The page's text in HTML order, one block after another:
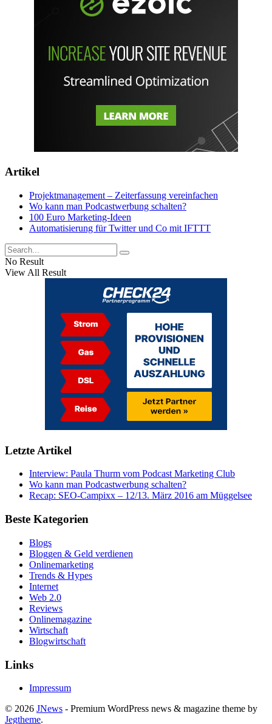
Artikel
Projektmanagement – Zeiterfassung vereinfachen
Wo kann man Podcastwerbung schalten?
100 Euro Marketing-Ideen
Automatisierung für Twitter und Co mit IFTTT
No Result
View All Result
Letzte Artikel
Interview: Paula Thurm vom Podcast Marketing Club
Wo kann man Podcastwerbung schalten?
Recap: SEO-Campixx – 12/13. März 2016 am Müggelsee
Beste Kategorien
Blogs
Bloggen & Geld verdienen
Onlinemarketing
Trends & Hypes
Internet
Web 2.0
Reviews
Onlinemagazine
Wirtschaft
Blogwirtschaft
Links
Impressum
© 2026 JNews - Premium WordPress news & magazine theme by
Jegtheme.